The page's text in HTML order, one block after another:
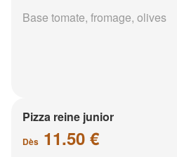
Base tomate, fromage, olives
Pizza reine junior
Dès 11.50 €